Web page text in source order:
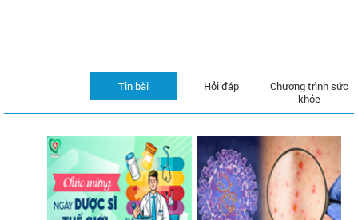
Chương trình sức
khỏe
Hỏi đáp
Tin bài